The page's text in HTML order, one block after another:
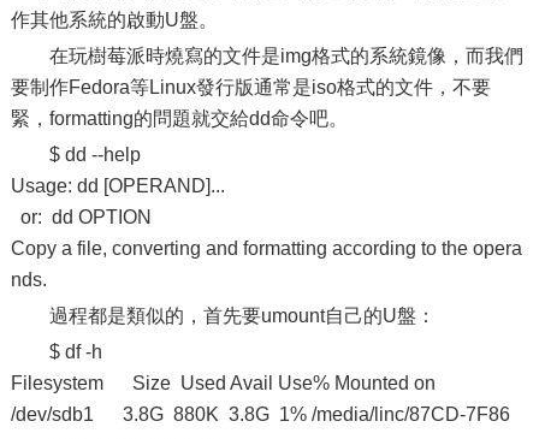
作其他系統的啟動U盤。
在玩樹莓派時燒寫的文件是img格式的系統鏡像，而我們
要制作Fedora等Linux發行版通常是iso格式的文件，不要
緊，formatting的問題就交給dd命令吧。
$ dd --help
Usage: dd [OPERAND]...
or: dd OPTION
Copy a file, converting and formatting according to the opera
nds.
過程都是類似的，首先要umount自己的U盤：
$ df -h
Filesystem Size Used Avail Use% Mounted on
/dev/sdb1 3.8G 880K 3.8G 1% /media/linc/87CD-7F86